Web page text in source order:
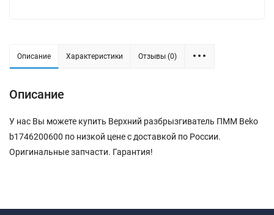
Описание Характеристики Отзывы (0)
Описание
У нас Вы можете купить Верхний разбрызгиватель ПММ Beko
b1746200600 по низкой цене с доставкой по России.
Оригинальные запчасти. Гарантия!